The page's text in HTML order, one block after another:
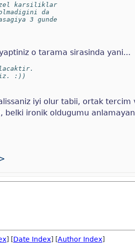
karsiliklar
da
3 gunde
o tarama sirasinda yani...
:))
iyi olur tabii, ortak tercim
ironik oldugumu
] [Date Index] [Author Index]